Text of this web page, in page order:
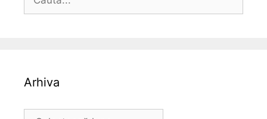
Arhiva
Arhiva